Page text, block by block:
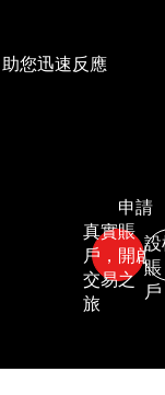
您迅速反應